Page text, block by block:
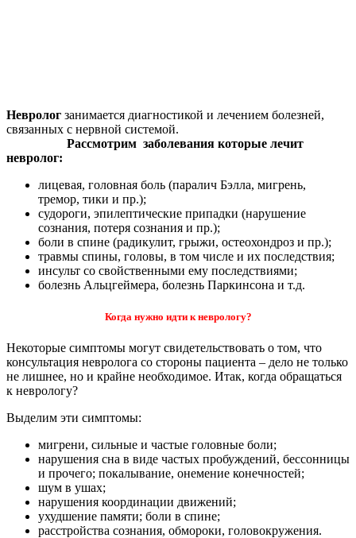
Невролог занимается диагностикой и лечением болезней,
связанных с нервной системой.
Рассмотрим заболевания которые лечит
невролог:
лицевая, головная боль (паралич Бэлла, мигрень,
тремор, тики и пр.);
судороги, эпилептические припадки (нарушение
сознания, потеря сознания и пр.);
боли в спине (радикулит, грыжи, остеохондроз и пр.);
травмы спины, головы, в том числе и их последствия;
инсульт со свойственными ему последствиями;
болезнь Альцгеймера, болезнь Паркинсона и т.д.
Когда нужно идти к неврологу?
Некоторые симптомы могут свидетельствовать о том, что
консультация невролога со стороны пациента – дело не только
не лишнее, но и крайне необходимое. Итак, когда обращаться
к неврологу?
Выделим эти симптомы:
мигрени, сильные и частые головные боли;
нарушения сна в виде частых пробуждений, бессонницы
и прочего; покалывание, онемение конечностей;
шум в ушах;
нарушения координации движений;
ухудшение памяти; боли в спине;
расстройства сознания, обмороки, головокружения.